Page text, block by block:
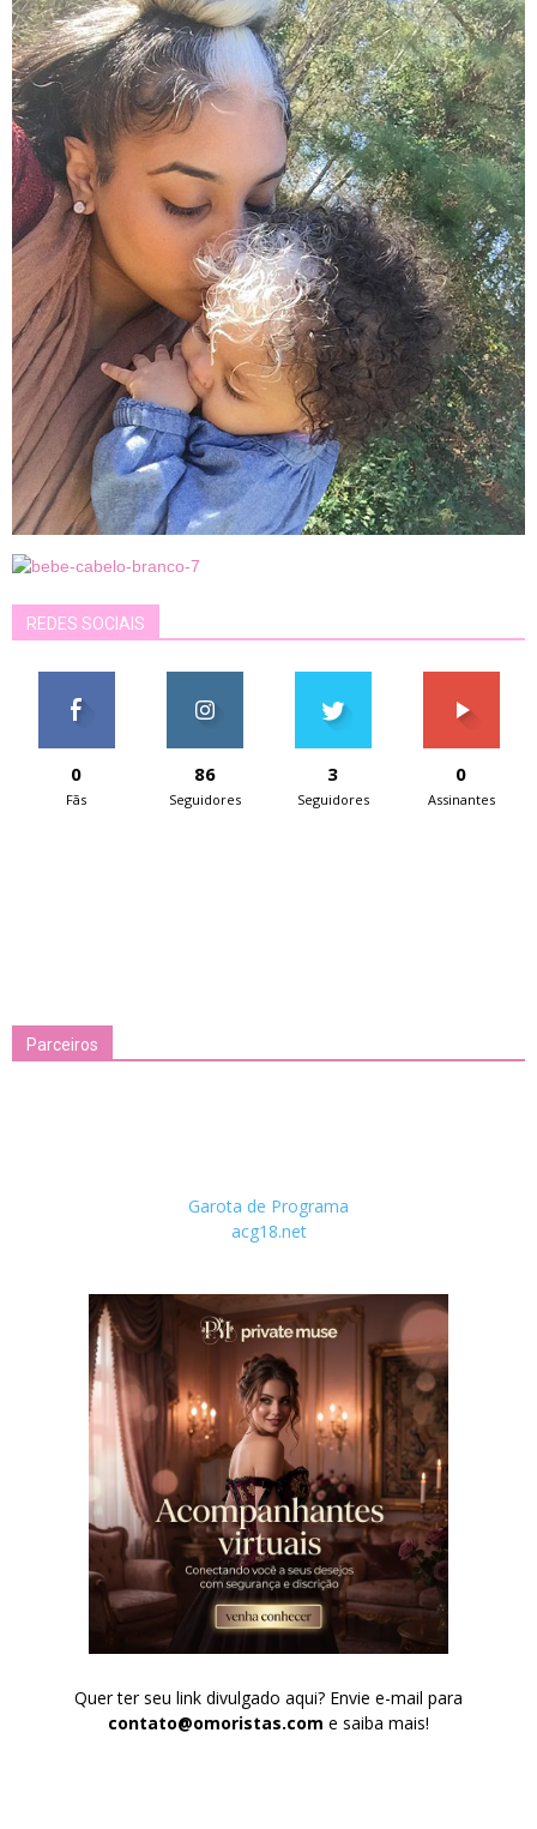
REDES SOCIAIS
0
Fãs
86
Seguidores
3
Seguidores
0
Assinantes
Parceiros
Garota de Programa
acg18.net
Quer ter seu link divulgado aqui? Envie e-mail para
contato@omoristas.com e saiba mais!